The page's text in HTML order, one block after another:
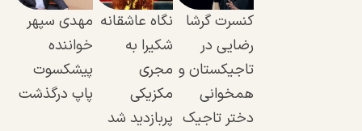
کنسرت گرشا
رضایی در
تاجیکستان و
همخوانی
دختر تاجیک
نگاه عاشقانه
شکیرا به
مجری
مکزیکی
پربازدید شد
مهدی سپهر
خواننده
پیشکسوت
پاپ درگذشت